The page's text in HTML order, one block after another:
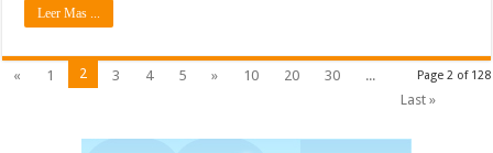
Leer Mas ...
Page 2 of 128
« 1 2 3 4 5 » 10 20 30
...
Last »